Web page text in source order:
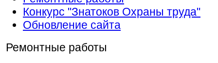
Конкурс "Знатоков Охраны труда"
Обновление сайта
Ремонтные работы